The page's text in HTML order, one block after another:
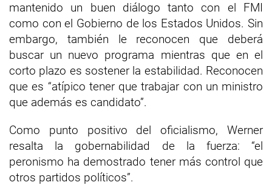
mantenido un buen diálogo tanto con el FMI
como con el Gobierno de los Estados Unidos. Sin
embargo, también le reconocen que deberá
buscar un nuevo programa mientras que en el
corto plazo es sostener la estabilidad. Reconocen
que es “atípico tener que trabajar con un ministro
que además es candidato”.
Como punto positivo del oficialismo, Werner
resalta la gobernabilidad de la fuerza: “el
peronismo ha demostrado tener más control que
otros partidos políticos”.